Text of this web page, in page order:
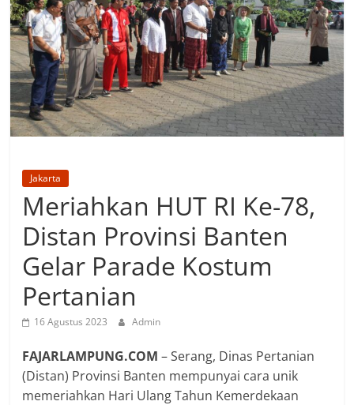
Jakarta
Meriahkan HUT RI Ke-78,
Distan Provinsi Banten
Gelar Parade Kostum
Pertanian
16 Agustus 2023 Admin
FAJARLAMPUNG.COM – Serang, Dinas Pertanian
(Distan) Provinsi Banten mempunyai cara unik
memeriahkan Hari Ulang Tahun Kemerdekaan